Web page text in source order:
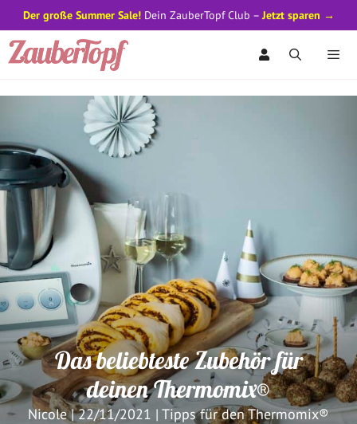
Zum
Inhalt
Das beliebteste Zubehör für
deinen Thermomix®
Nicole|22/11/2021 | Tipps für den Thermomix®
Der große Summer Sale!Dein ZauberTopf Club –Jetzt sparen →